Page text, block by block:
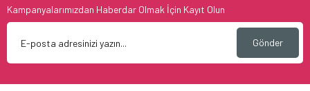
Kampanyalarımızdan Haberdar Olmak İçin Kayıt Olun
Gönder